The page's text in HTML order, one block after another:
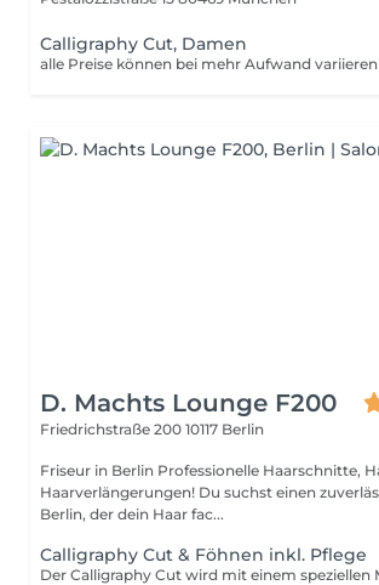
Calligraphy Cut, Damen
alle Preise können bei mehr Aufwand variieren
D. Machts Lounge F200
Friedrichstraße 200 10117 Berlin
Friseur in Berlin Professionelle Haarschnitte, Haarfarben und
Haarverlängerungen! Du suchst einen zuverlässigen Friseur in
Berlin, der dein Haar fac...
Calligraphy Cut & Föhnen inkl. Pflege